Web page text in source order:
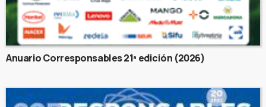
Anuario Corresponsables 21ª edición (2026)